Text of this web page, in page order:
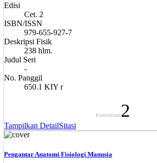
Edisi
Cet. 2
ISBN/ISSN
979-655-927-7
Deskripsi Fisik
238 hlm.
Judul Seri
-
No. Panggil
650.1 KIY r
Ketersediaan 2
Tampilkan DetailSitasi
Pengantar Anatomi Fisiologi Manusia